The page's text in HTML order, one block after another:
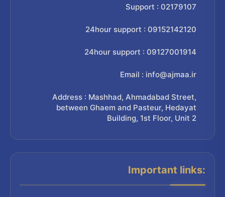
Support : 02179107
24hour support : 09152142120
24hour support : 09127001914
Email : info@ajmaa.ir
Address : Mashhad, Ahmadabad Street,
between Ghaem and Pasteur, Hedayat
Building, 1st Floor, Unit 2
Important links: